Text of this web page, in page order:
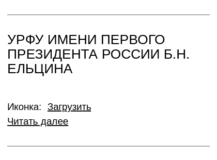
УРФУ ИМЕНИ ПЕРВОГО
ПРЕЗИДЕНТА РОССИИ Б.Н.
ЕЛЬЦИНА
Иконка: Загрузить
Читать далее